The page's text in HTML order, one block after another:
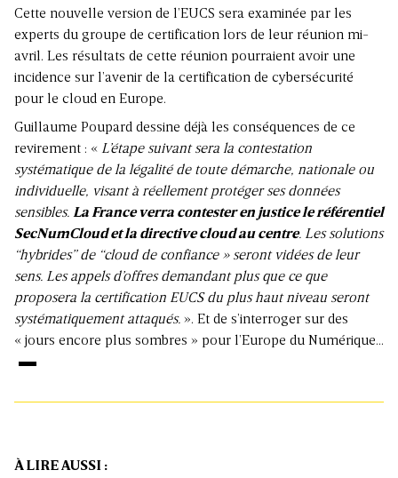
Cette nouvelle version de l’EUCS sera examinée par les
experts du groupe de certification lors de leur réunion mi-
avril. Les résultats de cette réunion pourraient avoir une
incidence sur l’avenir de la certification de cybersécurité
pour le cloud en Europe.
Guillaume Poupard dessine déjà les conséquences de ce
revirement : « L’étape suivant sera la contestation
systématique de la légalité de toute démarche, nationale ou
individuelle, visant à réellement protéger ses données
sensibles. La France verra contester en justice le référentiel
SecNumCloud et la directive cloud au centre. Les solutions
“hybrides” de “cloud de confiance » seront vidées de leur
sens. Les appels d’offres demandant plus que ce que
proposera la certification EUCS du plus haut niveau seront
systématiquement attaqués. ». Et de s’interroger sur des
« jours encore plus sombres » pour l’Europe du Numérique…
À LIRE AUSSI :